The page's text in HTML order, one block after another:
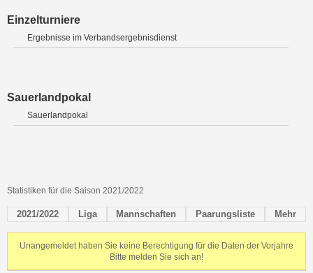
Einzelturniere
Ergebnisse im Verbandsergebnisdienst
Sauerlandpokal
Sauerlandpokal
Statistiken für die Saison 2021/2022
2021/2022 Liga Mannschaften Paarungsliste Mehr
Unangemeldet haben Sie keine Berechtigung für die Daten der Vorjahre
Bitte melden Sie sich an!